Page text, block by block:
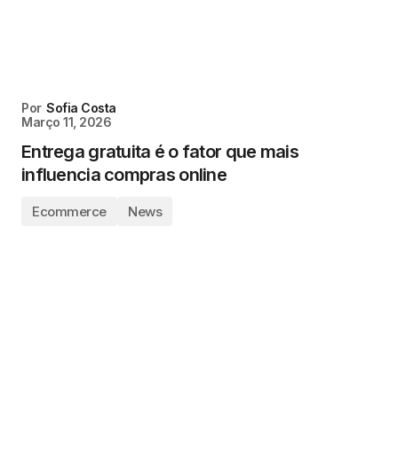
Por Sofia Costa
Março 11, 2026
Entrega gratuita é o fator que mais
influencia compras online
Ecommerce News